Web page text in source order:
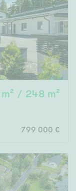
/ 248 m²
799 000 €